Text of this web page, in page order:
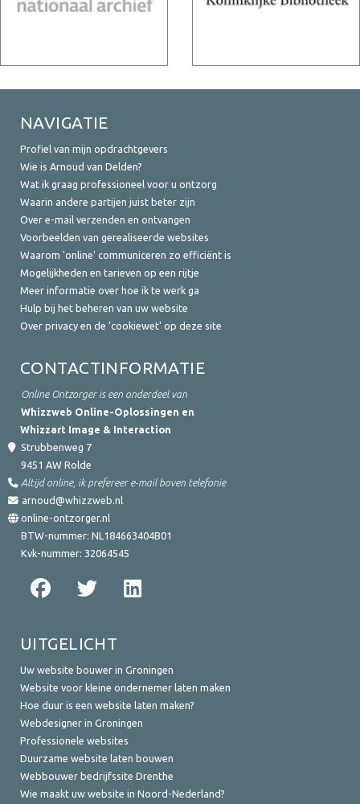
NAVIGATIE
Profiel van mijn opdrachtgevers
Wie is Arnoud van Delden?
Wat ik graag professioneel voor u ontzorg
Waarin andere partijen juist beter zijn
Over e-mail verzenden en ontvangen
Voorbeelden van gerealiseerde websites
Waarom 'online' communiceren zo efficiënt is
Mogelijkheden en tarieven op een rijtje
Meer informatie over hoe ik te werk ga
Hulp bij het beheren van uw website
Over privacy en de 'cookiewet' op deze site
CONTACTINFORMATIE
Online Ontzorger is een onderdeel van
Whizzweb Online-Oplossingen en
Whizzart Image & Interaction
Strubbenweg 7
9451 AW Rolde
Altijd online, ik prefereer e-mail boven telefonie
arnoud@whizzweb.nl
online-ontzorger.nl
BTW-nummer: NL184663404B01
Kvk-nummer: 32064545
UITGELICHT
Uw website bouwer in Groningen
Website voor kleine ondernemer laten maken
Hoe duur is een website laten maken?
Webdesigner in Groningen
Professionele websites
Duurzame website laten bouwen
Webbouwer bedrijfssite Drenthe
Wie maakt uw website in Noord-Nederland?